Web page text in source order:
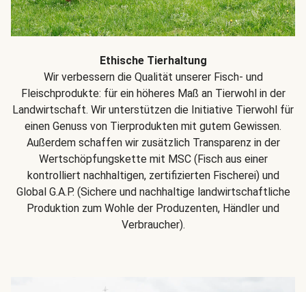
Ethische Tierhaltung
Wir verbessern die Qualität unserer Fisch- und
Fleischprodukte: für ein höheres Maß an Tierwohl in der
Landwirtschaft. Wir unterstützen die Initiative Tierwohl für
einen Genuss von Tierprodukten mit gutem Gewissen.
Außerdem schaffen wir zusätzlich Transparenz in der
Wertschöpfungskette mit MSC (Fisch aus einer
kontrolliert nachhaltigen, zertifizierten Fischerei) und
Global G.A.P. (Sichere und nachhaltige landwirtschaftliche
Produktion zum Wohle der Produzenten, Händler und
Verbraucher).